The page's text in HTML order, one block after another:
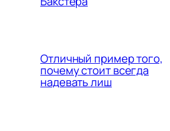
Отличный пример того,
почему стоит всегда
надевать лиш